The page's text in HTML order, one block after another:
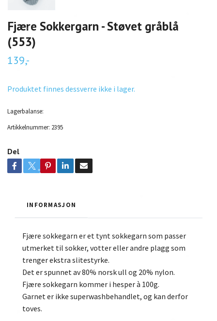
Fjære Sokkergarn - Støvet gråblå
(553)
139,-
Produktet finnes dessverre ikke i lager.
Lagerbalanse:
Artikkelnummer: 2395
Del
INFORMASJON
Fjære sokkegarn er et tynt sokkegarn som passer
utmerket til sokker, votter eller andre plagg som
trenger ekstra slitestyrke.
Det er spunnet av 80% norsk ull og 20% nylon.
Fjære sokkegarn kommer i hesper à 100g.
Garnet er ikke superwashbehandlet, og kan derfor
toves.